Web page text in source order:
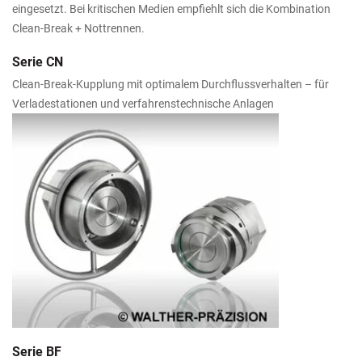
eingesetzt. Bei kritischen Medien empfiehlt sich die Kombination
Clean-Break + Nottrennen.
Serie CN
Clean-Break-Kupplung mit optimalem Durchflussverhalten – für
Verladestationen und verfahrenstechnische Anlagen
Serie BF